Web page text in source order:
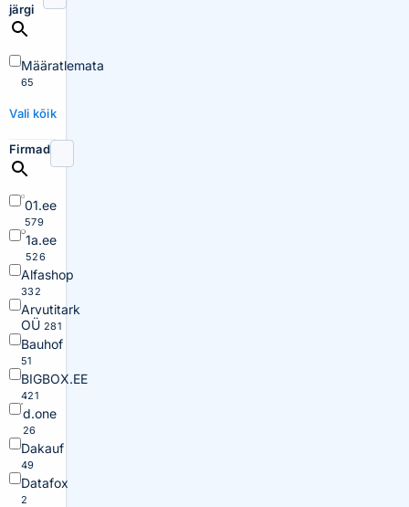
järgi
Määratlemata
65
Vali kõik
Firmad
01.ee
579
1a.ee
526
Alfashop
332
Arvutitark
OÜ 281
Bauhof
51
BIGBOX.EE
421
d.one
26
Dakauf
49
Datafox
2